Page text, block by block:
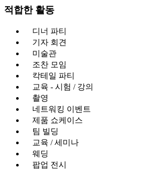
적합한 활동
디너 파티
기자 회견
미술관
조찬 모임
칵테일 파티
교육 - 시험 / 강의
촬영
네트워킹 이벤트
제품 쇼케이스
팀 빌딩
교육 / 세미나
웨딩
팝업 전시